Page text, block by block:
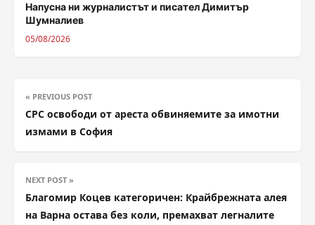
Напусна ни журналистът и писател Димитър
Шумналиев
05/08/2026
« PREVIOUS POST
СРС освободи от ареста обвиняемите за имотни
измами в София
NEXT POST »
Благомир Коцев категоричен: Крайбрежната алея
на Варна остава без коли, премахват легналите